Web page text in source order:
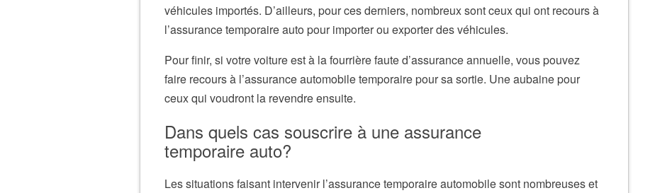
véhicules importés. D’ailleurs, pour ces derniers, nombreux sont ceux qui ont recours à
l’assurance temporaire auto pour importer ou exporter des véhicules.
Pour finir, si votre voiture est à la fourrière faute d’assurance annuelle, vous pouvez
faire recours à l’assurance automobile temporaire pour sa sortie. Une aubaine pour
ceux qui voudront la revendre ensuite.
Dans quels cas souscrire à une assurance
temporaire auto?
Les situations faisant intervenir l’assurance temporaire automobile sont nombreuses et